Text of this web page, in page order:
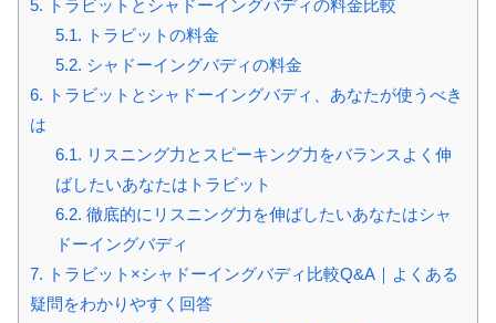
5. トラビットとシャドーイングバディの料金比較
5.1. トラビットの料金
5.2. シャドーイングバディの料金
6. トラビットとシャドーイングバディ、あなたが使うべき
は
6.1. リスニング力とスピーキング力をバランスよく伸
ばしたいあなたはトラビット
6.2. 徹底的にリスニング力を伸ばしたいあなたはシャ
ドーイングバディ
7. トラビット×シャドーイングバディ比較Q&A｜よくある
疑問をわかりやすく回答